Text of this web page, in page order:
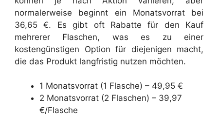
normalerweise beginnt ein Monatsvorrat bei
36,65 €. Es gibt oft Rabatte für den Kauf
mehrerer Flaschen, was es zu einer
kostengünstigen Option für diejenigen macht,
die das Produkt langfristig nutzen möchten.
1 Monatsvorrat (1 Flasche) – 49,95 €
2 Monatsvorrat (2 Flaschen) – 39,97
€/Flasche